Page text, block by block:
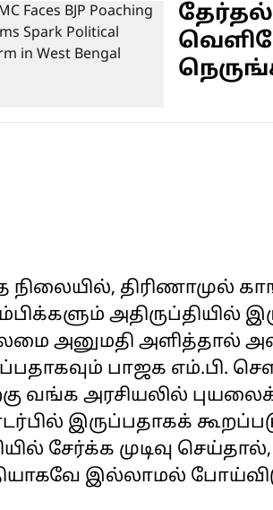
தேர்தல்
நிலையில், திரிணாமுல்
அதிருப்தியில்
அனுமதி அளித்தால்
பாஜக எம்.பி.
வங்க அரசியலில் புயலைக்
இருப்பதாகக்
சேர்க்க முடிவு
இல்லாமல்